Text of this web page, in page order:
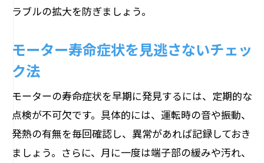
ラブルの拡大を防ぎましょう。
モーター寿命症状を見逃さないチェッ
ク法
モーターの寿命症状を早期に発見するには、定期的な
点検が不可欠です。具体的には、運転時の音や振動、
発熱の有無を毎回確認し、異常があれば記録しておき
ましょう。さらに、月に一度は端子部の緩みや汚れ、